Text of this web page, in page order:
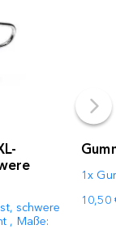
schwere
, Maße:
1x
10,50